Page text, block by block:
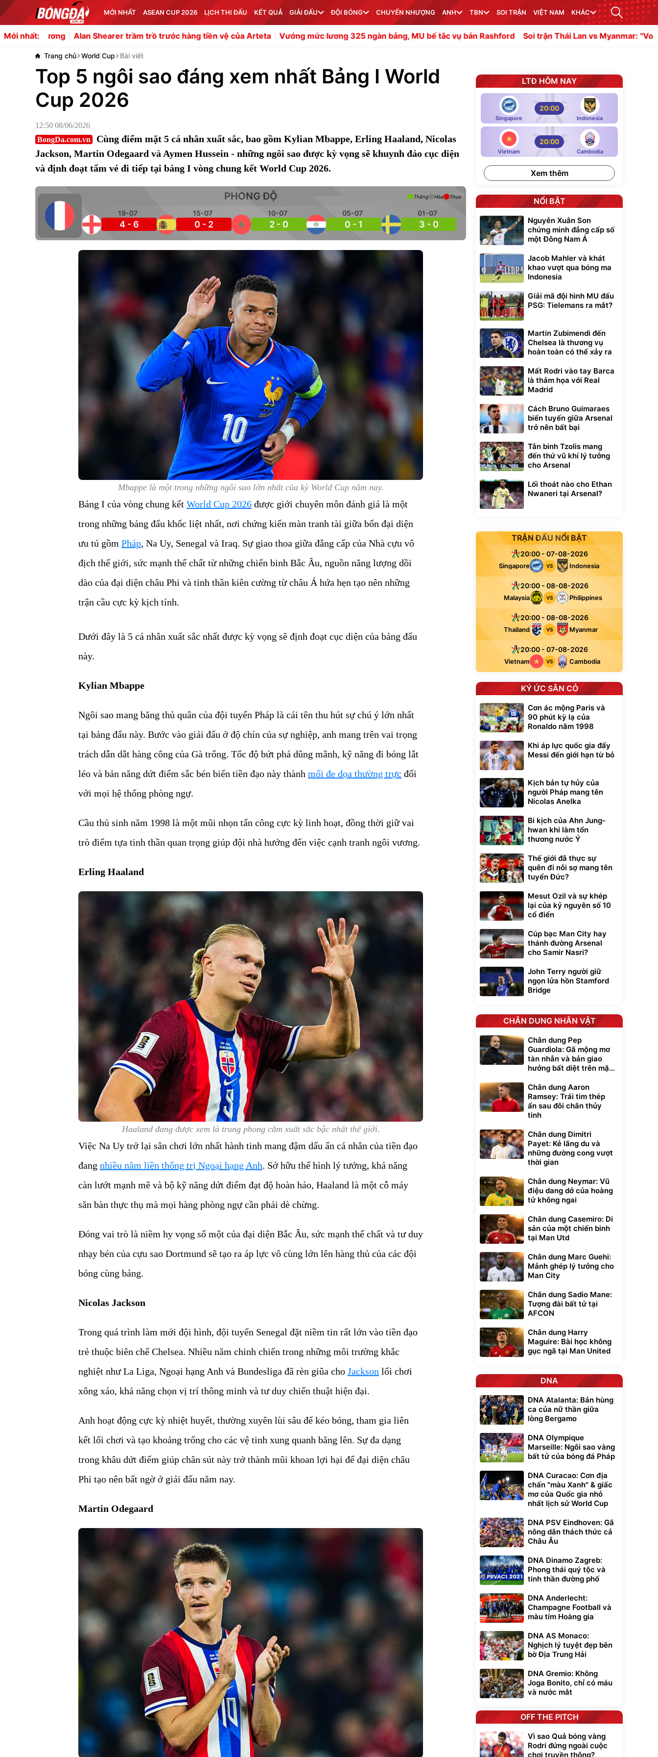
MỚI NHẤT ASEAN CUP 2026 LỊCH THI ĐẤU KẾT QUẢ GIẢI ĐẤU ĐỘI BÓNG CHUYỂN NHƯỢNG ANH TBN SOI TRẬN VIỆT NAM KHÁC
Mới nhất:Alan Shearer trầm trồ trước hàng tiền vệ của Arteta Vướng mức lương 325 ngàn bảng, MU bế tắc vụ bán Rashford Soi trận Thái Lan vs Myanmar: "Voi chiến"
Trang chủ World Cup Bài viết
Top 5 ngôi sao đáng xem nhất Bảng I World
Cup 2026
12:50 08/06/2026
BongDa.com.vn
Cùng điểm mặt 5 cá nhân xuất sắc, bao gồm Kylian Mbappe, Erling Haaland, Nicolas
Jackson, Martin Odegaard và Aymen Hussein - những ngôi sao được kỳ vọng sẽ khuynh đảo cục diện
và định đoạt tấm vé đi tiếp tại bảng I vòng chung kết World Cup 2026.
PHONG ĐỘ
19-07
4 - 6
15-07
0 - 2
10-07
2 - 0
05-07
0 - 1
01-07
3 - 0
Thắng Hòa Thua
Mbappe là một trong những ngôi sao lớn nhất của kỳ World Cup năm nay.
Bảng I của vòng chung kết World Cup 2026 được giới chuyên môn đánh giá là một
trong những bảng đấu khốc liệt nhất, nơi chứng kiến màn tranh tài giữa bốn đại diện
ưu tú gồm Pháp, Na Uy, Senegal và Iraq. Sự giao thoa giữa đẳng cấp của Nhà cựu vô
địch thế giới, sức mạnh thể chất từ những chiến binh Bắc Âu, nguồn năng lượng dồi
dào của đại diện châu Phi và tinh thần kiên cường từ châu Á hứa hẹn tạo nên những
trận cầu cực kỳ kịch tính.
Dưới đây là 5 cá nhân xuất sắc nhất được kỳ vọng sẽ định đoạt cục diện của bảng đấu
này.
Kylian Mbappe
Ngôi sao mang băng thủ quân của đội tuyển Pháp là cái tên thu hút sự chú ý lớn nhất
tại bảng đấu này. Bước vào giải đấu ở độ chín của sự nghiệp, anh mang trên vai trọng
trách dẫn dắt hàng công của Gà trống. Tốc độ bứt phá dũng mãnh, kỹ năng đi bóng lắt
léo và bản năng dứt điểm sắc bén biến tiền đạo này thành mối đe dọa thường trực đối
với mọi hệ thống phòng ngự.
Cầu thủ sinh năm 1998 là một mũi nhọn tấn công cực kỳ linh hoạt, đồng thời giữ vai
trò điểm tựa tinh thần quan trọng giúp đội nhà hướng đến việc cạnh tranh ngôi vương.
Erling Haaland
Haaland đang được xem là trung phong cắm xuất sắc bậc nhất thế giới.
Việc Na Uy trở lại sân chơi lớn nhất hành tinh mang đậm dấu ấn cá nhân của tiền đạo
đang nhiều năm liền thống trị Ngoại hạng Anh. Sở hữu thể hình lý tưởng, khả năng
càn lướt mạnh mẽ và bộ kỹ năng dứt điểm đạt độ hoàn hảo, Haaland là một cỗ máy
săn bàn thực thụ mà mọi hàng phòng ngự cần phải dè chừng.
Đóng vai trò là niềm hy vọng số một của đại diện Bắc Âu, sức mạnh thể chất và tư duy
nhạy bén của cựu sao Dortmund sẽ tạo ra áp lực vô cùng lớn lên hàng thủ của các đội
bóng cùng bảng.
Nicolas Jackson
Trong quá trình làm mới đội hình, đội tuyển Senegal đặt niềm tin rất lớn vào tiền đạo
trẻ thuộc biên chế Chelsea. Nhiều năm chinh chiến trong những môi trường khắc
nghiệt như La Liga, Ngoại hạng Anh và Bundesliga đã rèn giũa cho Jackson lối chơi
xông xáo, khả năng chọn vị trí thông minh và tư duy chiến thuật hiện đại.
Anh hoạt động cực kỳ nhiệt huyết, thường xuyên lùi sâu để kéo bóng, tham gia liên
kết lối chơi và tạo khoảng trống cho các vệ tinh xung quanh băng lên. Sự đa dạng
trong khâu dứt điểm giúp chân sút này trở thành mũi khoan lợi hại để đại diện châu
Phi tạo nên bất ngờ ở giải đấu năm nay.
Martin Odegaard
LTĐ HÔM NAY
Singapore
20:00
Indonesia
Vietnam
20:00
Cambodia
Xem thêm
NỔI BẬT
Nguyễn Xuân Son
chứng minh đẳng cấp số
một Đông Nam Á
Jacob Mahler và khát
khao vượt qua bóng ma
Indonesia
Giải mã đội hình MU đấu
PSG: Tielemans ra mắt?
Martin Zubimendi đến
Chelsea là thương vụ
hoàn toàn có thể xảy ra
Mất Rodri vào tay Barca
là thảm họa với Real
Madrid
Cách Bruno Guimaraes
biến tuyến giữa Arsenal
trở nên bất bại
Tân binh Tzolis mang
đến thứ vũ khí lý tưởng
cho Arsenal
Lối thoát nào cho Ethan
Nwaneri tại Arsenal?
TRẬN ĐẤU NỔI BẬT
20:00 - 07-08-2026
Singapore VS Indonesia
20:00 - 08-08-2026
Malaysia VS Philippines
20:00 - 08-08-2026
Thailand VS Myanmar
20:00 - 07-08-2026
Vietnam VS Cambodia
KÝ ỨC SÂN CỎ
Cơn ác mộng Paris và
90 phút kỳ lạ của
Ronaldo năm 1998
Khi áp lực quốc gia đẩy
Messi đến giới hạn từ bỏ
Kịch bản tự hủy của
người Pháp mang tên
Nicolas Anelka
Bi kịch của Ahn Jung-
hwan khi làm tổn
thương nước Ý
Thế giới đã thực sự
quên đi nỗi sợ mang tên
tuyển Đức?
Mesut Ozil và sự khép
lại của kỷ nguyên số 10
cổ điển
Cúp bạc Man City hay
thánh đường Arsenal
cho Samir Nasri?
John Terry người giữ
ngọn lửa hồn Stamford
Bridge
CHÂN DUNG NHÂN VẬT
Chân dung Pep
Guardiola: Gã mộng mơ
tàn nhẫn và bản giao
hưởng bất diệt trên mặt
Chân dung Aaron
Ramsey: Trái tim thép
ẩn sau đôi chân thủy
tinh
Chân dung Dimitri
Payet: Kẻ lãng du và
những đường cong vượt
thời gian
Chân dung Neymar: Vũ
điệu dang dở của hoàng
tử không ngai
Chân dung Casemiro: Di
sản của một chiến binh
tại Man Utd
Chân dung Marc Guehi:
Mảnh ghép lý tưởng cho
Man City
Chân dung Sadio Mane:
Tượng đài bất tử tại
AFCON
Chân dung Harry
Maguire: Bài học không
gục ngã tại Man United
DNA
DNA Atalanta: Bản hùng
ca của nữ thần giữa
lòng Bergamo
DNA Olympique
Marseille: Ngôi sao vàng
bất tử của bóng đá Pháp
DNA Curacao: Cơn địa
chấn "màu Xanh" & giấc
mơ của Quốc gia nhỏ
nhất lịch sử World Cup
DNA PSV Eindhoven: Gã
nông dân thách thức cả
Châu Âu
DNA Dinamo Zagreb:
Phong thái quý tộc và
tinh thần đường phố
DNA Anderlecht:
Champagne Football và
màu tím Hoàng gia
DNA AS Monaco:
Nghịch lý tuyệt đẹp bên
bờ Địa Trung Hải
DNA Gremio: Không
Joga Bonito, chỉ có máu
và nước mắt
OFF THE PITCH
Vì sao Quả bóng vàng
Rodri đứng ngoài cuộc
chơi truyền thông?